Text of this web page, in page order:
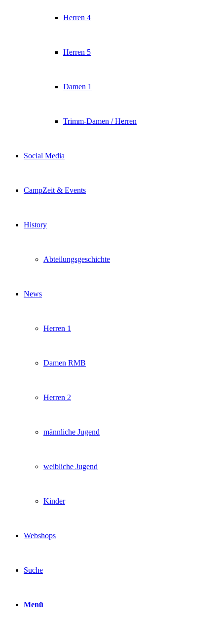
Herren 4
Herren 5
Damen 1
Trimm-Damen / Herren
Social Media
CampZeit & Events
History
Abteilungsgeschichte
News
Herren 1
Damen RMB
Herren 2
männliche Jugend
weibliche Jugend
Kinder
Webshops
Suche
Menü